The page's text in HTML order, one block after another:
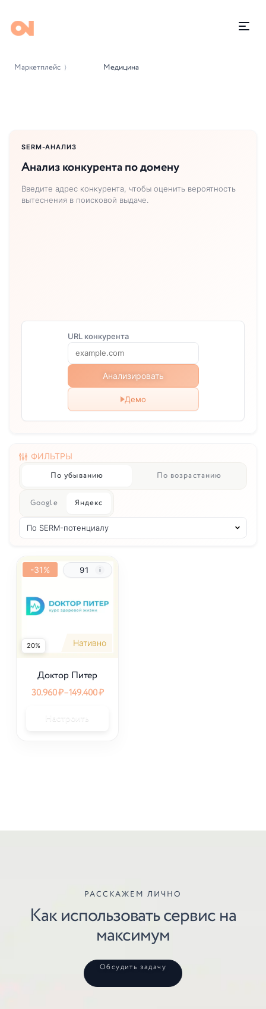
Маркетплейс ⟩ Медицина
SERM-АНАЛИЗ
Анализ конкурента по домену
Введите адрес конкурента, чтобы оценить вероятность
вытеснения в поисковой выдаче.
URL конкурента
Анализировать
Демо
ФИЛЬТРЫ
Google Яндекс
По убыванию По возрастанию
Нативно
-31% 91
20%
Доктор Питер
30.960₽–149.400₽
Настроить
РАССКАЖЕМ ЛИЧНО
Как использовать сервис на
максимум
Обсудить задачу